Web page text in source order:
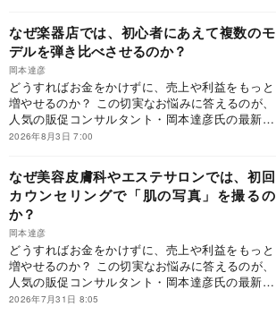
は、「行動経済学×現場目線」で「つい買いたく
なる」販促の仕掛けとは何かを言語化した初の
書。本書が提示するのは、「お客様の購買行動そ
のものを変える設計とは？」です。どうすれば、
「利益が残る経営」へと変われるのか？ 本連載で
は、『客単価アップ大事典』に収録しきれなかっ
た事例の中から、現場ですぐに導入でき、成果に
つながりやすい客単価アップの仕掛けを厳選して
なぜ楽器店では、初心者にあえて複数のモ
デルを弾き比べさせるのか？
岡本達彦
どうすればお金をかけずに、売上や利益をもっと
増やせるのか？ この切実なお悩みに答えるのが、
人気の販促コンサルタント・岡本達彦氏の最新刊
『客単価アップ大事典 「つい買ってしまう」販
は、「行動経済学×現場目線」で「つい買いたく
なる」販促の仕掛けとは何かを言語化した初の
書。本書が提示するのは、「お客様の購買行動そ
のものを変える設計とは？」です。どうすれば、
「利益が残る経営」へと変われるのか？ 本連載で
は、『客単価アップ大事典』に収録しきれなかっ
た事例の中から、現場ですぐに導入でき、成果に
つながりやすい客単価アップの仕掛けを厳選して
ご紹介していきます。
2026年8月3日 7:00
なぜ美容皮膚科やエステサロンでは、初回
カウンセリングで「肌の写真」を撮るの
か？
岡本達彦
どうすればお金をかけずに、売上や利益をもっと
増やせるのか？ この切実なお悩みに答えるのが、
人気の販促コンサルタント・岡本達彦氏の最新刊
『客単価アップ大事典 「つい買ってしまう」販
2026年7月31日 8:05